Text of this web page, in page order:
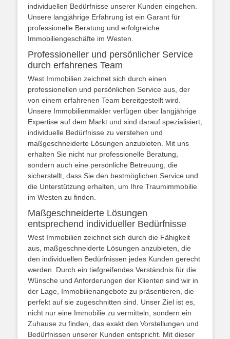
individuellen Bedürfnisse unserer Kunden eingehen.
Unsere langjährige Erfahrung ist ein Garant für
professionelle Beratung und erfolgreiche
Immobiliengeschäfte im Westen.
Professioneller und persönlicher Service
durch erfahrenes Team
West Immobilien zeichnet sich durch einen
professionellen und persönlichen Service aus, der
von einem erfahrenen Team bereitgestellt wird.
Unsere Immobilienmakler verfügen über langjährige
Expertise auf dem Markt und sind darauf spezialisiert,
individuelle Bedürfnisse zu verstehen und
maßgeschneiderte Lösungen anzubieten. Mit uns
erhalten Sie nicht nur professionelle Beratung,
sondern auch eine persönliche Betreuung, die
sicherstellt, dass Sie den bestmöglichen Service und
die Unterstützung erhalten, um Ihre Traumimmobilie
im Westen zu finden.
Maßgeschneiderte Lösungen
entsprechend individueller Bedürfnisse
West Immobilien zeichnet sich durch die Fähigkeit
aus, maßgeschneiderte Lösungen anzubieten, die
den individuellen Bedürfnissen jedes Kunden gerecht
werden. Durch ein tiefgreifendes Verständnis für die
Wünsche und Anforderungen der Klienten sind wir in
der Lage, Immobilienangebote zu präsentieren, die
perfekt auf sie zugeschnitten sind. Unser Ziel ist es,
nicht nur eine Immobilie zu vermitteln, sondern ein
Zuhause zu finden, das exakt den Vorstellungen und
Bedürfnissen unserer Kunden entspricht. Mit dieser